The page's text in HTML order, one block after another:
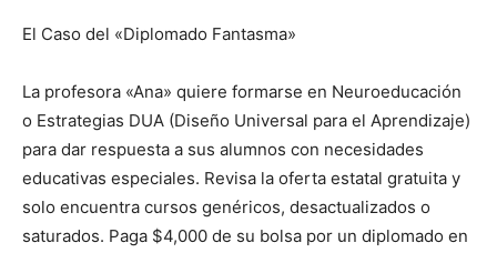
El Caso del «Diplomado Fantasma»
La profesora «Ana» quiere formarse en Neuroeducación
o Estrategias DUA (Diseño Universal para el Aprendizaje)
para dar respuesta a sus alumnos con necesidades
educativas especiales. Revisa la oferta estatal gratuita y
solo encuentra cursos genéricos, desactualizados o
saturados. Paga $4,000 de su bolsa por un diplomado en